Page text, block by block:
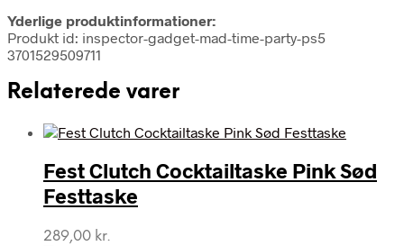
Yderlige produktinformationer:
Produkt id: inspector-gadget-mad-time-party-ps5
3701529509711
Relaterede varer
Fest Clutch Cocktailtaske Pink Sød
Festtaske
289,00 kr.